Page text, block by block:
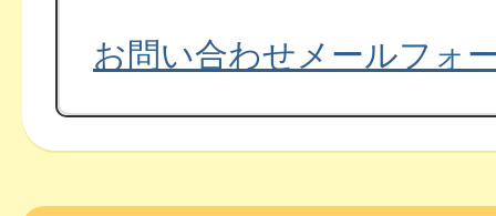
お問い合わせメールフォ